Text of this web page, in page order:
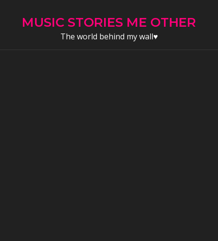
MUSIC STORIES ME OTHER
The world behind my wall♥